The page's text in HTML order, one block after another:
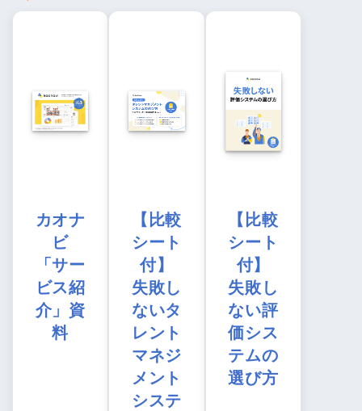
カオナ
ビ
「サー
ビス紹
介」資
料
【比較
シート
付】
失敗し
ないタ
レント
マネジ
メント
システ
【比較
シート
付】
失敗し
ない評
価シス
テムの
選び方